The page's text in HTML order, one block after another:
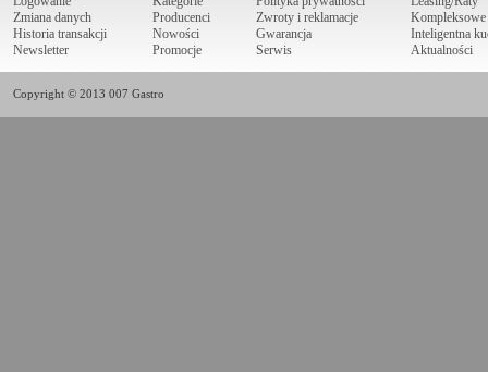
Zmiana danych
Historia transakcji
Newsletter
Producenci
Nowości
Promocje
Zwroty i reklamacje
Gwarancja
Serwis
Kompleksowe
Inteligentna
Aktualności
Copyright © 2013 007 Gastro